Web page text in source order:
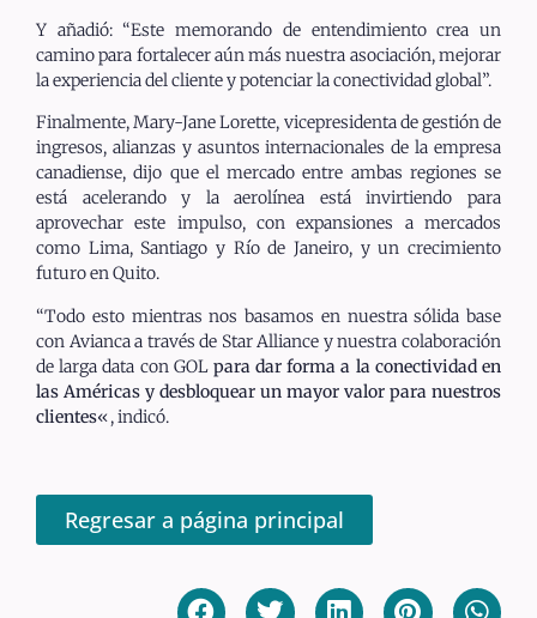
Y añadió: “Este memorando de entendimiento crea un
camino para fortalecer aún más nuestra asociación, mejorar
la experiencia del cliente y potenciar la conectividad global”.
Finalmente, Mary-Jane Lorette, vicepresidenta de gestión de
ingresos, alianzas y asuntos internacionales de la empresa
canadiense, dijo que el mercado entre ambas regiones se
está acelerando y la aerolínea está invirtiendo para
aprovechar este impulso, con expansiones a mercados
como Lima, Santiago y Río de Janeiro, y un crecimiento
futuro en Quito.
“Todo esto mientras nos basamos en nuestra sólida base
con Avianca a través de Star Alliance y nuestra colaboración
de larga data con GOL para dar forma a la conectividad en
las Américas y desbloquear un mayor valor para nuestros
clientes«, indicó.
Regresar a página principal